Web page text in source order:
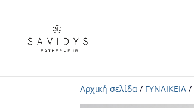
Αρχική σελίδα / ΓΥΝΑΙΚΕΙΑ /